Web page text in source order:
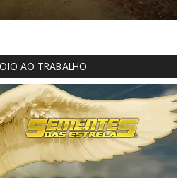
AO TRABALHO